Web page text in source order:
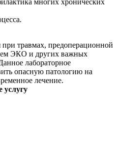
многих хронических
при травмах, предоперационной
ЭКО и других важных
лабораторное
опасную патологию на
лечение.